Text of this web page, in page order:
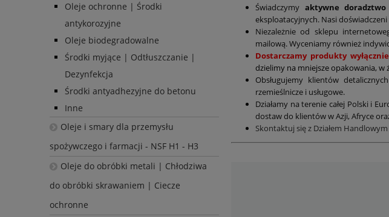
Oleje ochronne | Środki
antykorozyjne
Oleje biodegradowalne
Środki myjące | Odtłuszczanie |
Dezynfekcja
Środki antyadhezyjne do betonu
Inne
Oleje i smary dla przemysłu
spożywczego i farmacji - NSF H1 - H3
Oleje do obróbki metali | Chłodziwa
do obróbki skrawaniem | Ciecze
ochronne
Świadczymy aktywne
eksploatacyjnych. Nasi
Niezależnie od sklepu
mailową. Wyceniamy również
Dostarczamy produkty
dzielimy na mniejsze opakowania,
Obsługujemy klientów
rzemieślnicze i usługowe.
Działamy na terenie całej Polski i
dostaw do klientów w Azji, Afryce
Skontaktuj się z Działem Handlowym